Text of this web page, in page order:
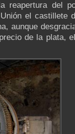
reapertura del
el castillete
aunque
de la plata,